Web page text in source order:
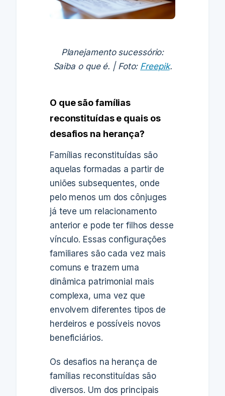
Planejamento sucessório:
Saiba o que é. | Foto: Freepik.
O que são famílias
reconstituídas e quais os
desafios na herança?
Famílias reconstituídas são
aquelas formadas a partir de
uniões subsequentes, onde
pelo menos um dos cônjuges
já teve um relacionamento
anterior e pode ter filhos desse
vínculo. Essas configurações
familiares são cada vez mais
comuns e trazem uma
dinâmica patrimonial mais
complexa, uma vez que
envolvem diferentes tipos de
herdeiros e possíveis novos
beneficiários.
Os desafios na herança de
famílias reconstituídas são
diversos. Um dos principais